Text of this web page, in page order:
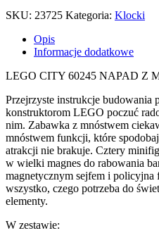
SKU: 23725 Kategoria: Klocki
Opis
Informacje dodatkowe
LEGO CITY 60245 NAPAD Z
Przejrzyste instrukcje budowania
konstruktorom LEGO poczuć
nim. Zabawka z mnóstwem
mnóstwem funkcji, które
atrakcji nie brakuje. Cztery
w wielki magnes do rabowania
magnetycznym sejfem i policyjna
wszystko, czego potrzeba do
elementy.
W zestawie: